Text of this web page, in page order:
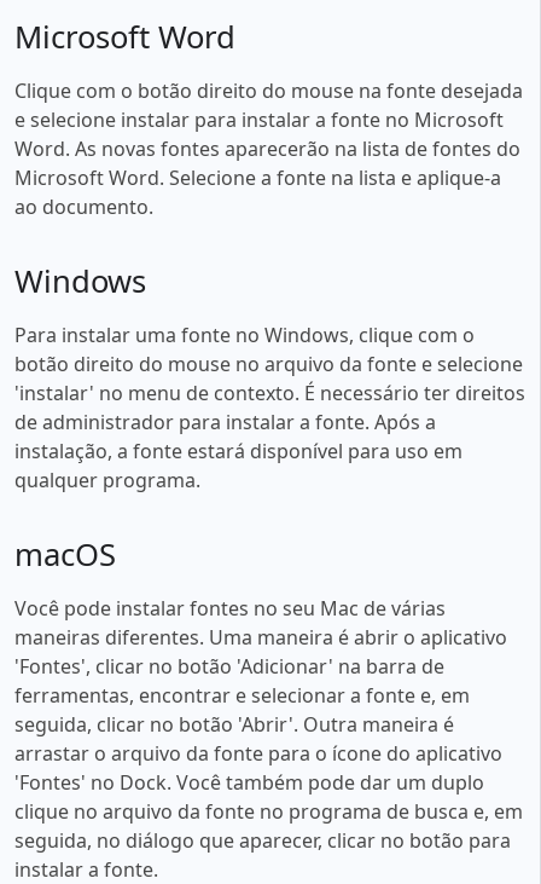
Microsoft Word
Clique com o botão direito do mouse na fonte desejada
e selecione instalar para instalar a fonte no Microsoft
Word. As novas fontes aparecerão na lista de fontes do
Microsoft Word. Selecione a fonte na lista e aplique-a
ao documento.
Windows
Para instalar uma fonte no Windows, clique com o
botão direito do mouse no arquivo da fonte e selecione
'instalar' no menu de contexto. É necessário ter direitos
de administrador para instalar a fonte. Após a
instalação, a fonte estará disponível para uso em
qualquer programa.
macOS
Você pode instalar fontes no seu Mac de várias
maneiras diferentes. Uma maneira é abrir o aplicativo
'Fontes', clicar no botão 'Adicionar' na barra de
ferramentas, encontrar e selecionar a fonte e, em
seguida, clicar no botão 'Abrir'. Outra maneira é
arrastar o arquivo da fonte para o ícone do aplicativo
'Fontes' no Dock. Você também pode dar um duplo
clique no arquivo da fonte no programa de busca e, em
seguida, no diálogo que aparecer, clicar no botão para
instalar a fonte.